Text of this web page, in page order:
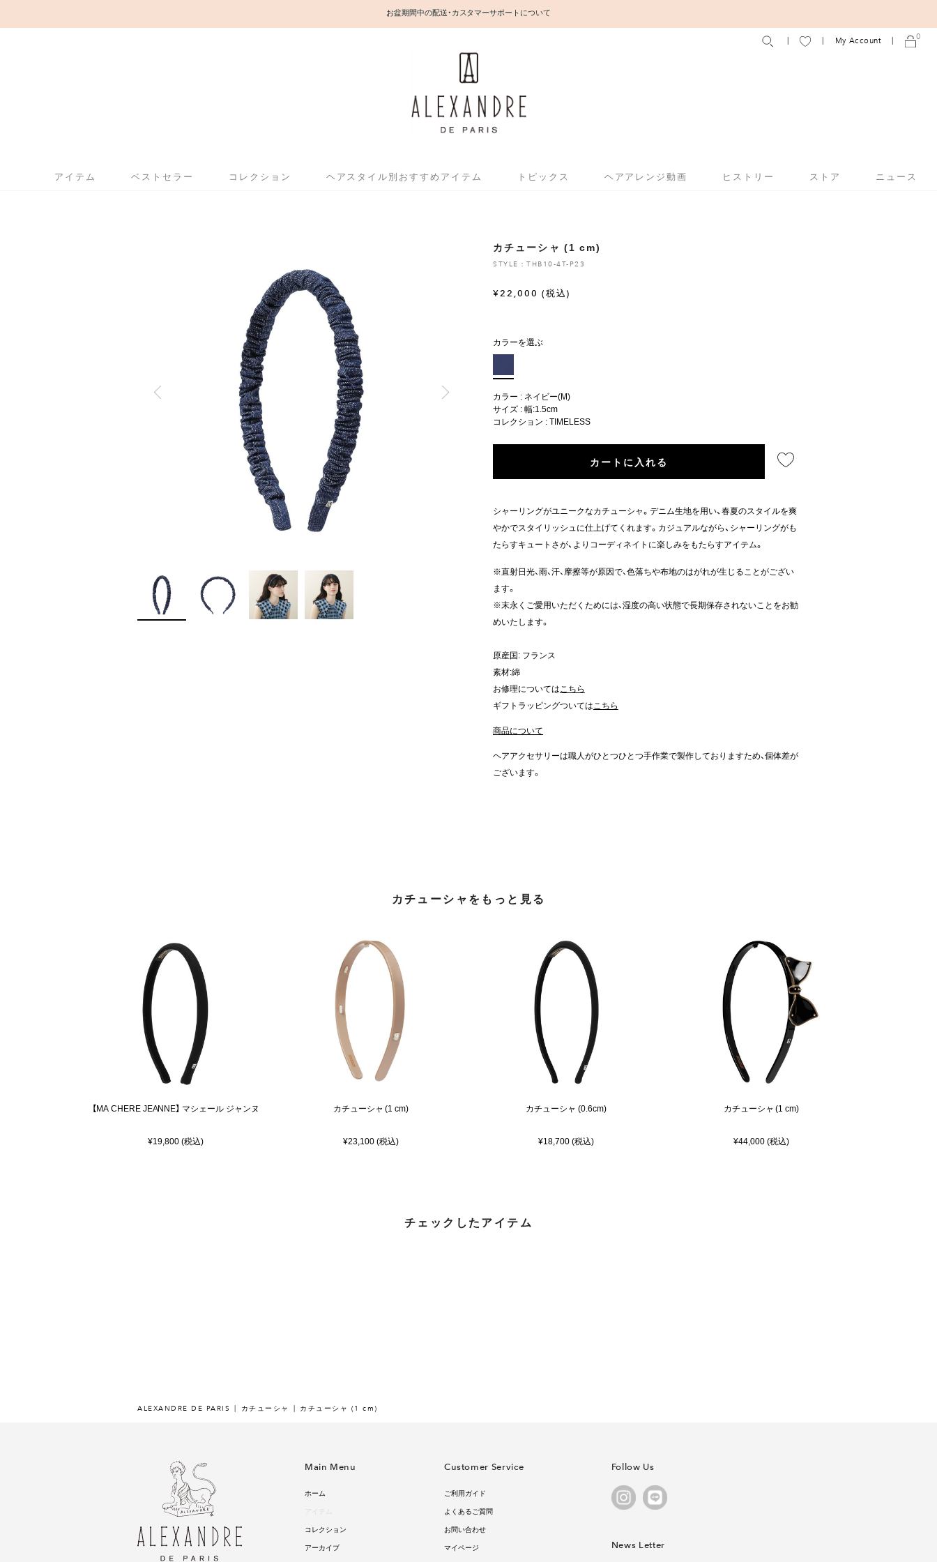
お盆期間中の配送・カスタマーサポートについて
アイテム ベストセラー コレクション ヘアスタイル別おすすめアイテム トピックス ヘアアレンジ動画 ヒストリー ストア ニュース
My Account 0
カチューシャ (1 cm)
STYLE：THB10-4T-P23
¥22,000 (税込)
カラーを選ぶ
カラー : ネイビー(M)
サイズ : 幅:1.5cm
コレクション :TIMELESS
カートに入れる
シャーリングがユニークなカチューシャ。デニム生地を用い、春夏のスタイルを爽
やかでスタイリッシュに仕上げてくれます。カジュアルながら、シャーリングがも
たらすキュートさが、よりコーディネイトに楽しみをもたらすアイテム。
※直射日光、雨、汗、摩擦等が原因で、色落ちや布地のはがれが生じることがござい
ます。
※末永くご愛用いただくためには、湿度の高い状態で長期保存されないことをお勧
めいたします。
原産国: フランス
素材:綿
お修理についてはこちら
ギフトラッピングついてはこちら
商品について
ヘアアクセサリーは職人がひとつひとつ手作業で製作しておりますため、個体差が
ございます。
カチューシャをもっと見る
【MA CHERE JEANNE】 マシェール ジャンヌ
¥19,800 (税込)
カチューシャ (1 cm)
¥23,100 (税込)
カチューシャ (0.6cm)
¥18,700 (税込)
カチューシャ (1 cm)
¥44,000 (税込)
チェックしたアイテム
ALEXANDRE DE PARIS カチューシャ カチューシャ (1 cm)
Main Menu
ホーム
コレクション
アーカイブ
Customer Service
ご利用ガイド
よくあるご質問
お問い合わせ
マイページ
Follow Us
News Letter